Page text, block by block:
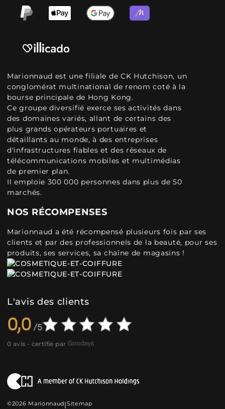
Marionnaud est une filiale de CK Hutchison, un
conglomérat multinational de renom coté à la
bourse principale de Hong Kong.
Ce groupe diversifié exerce ses activités dans
des domaines variés, allant de certains des
plus grands opérateurs portuaires et
détaillants au monde, à des entreprises
d'infrastructures fiables et des réseaux de
télécommunications mobiles et multimédias
de premier plan.
Il emploie 300 000 personnes dans plus de 50
marchés.
NOS RÉCOMPENSES
Marionnaud a été récompensé plusieurs fois par ses
clients et par des professionnels de la beauté, pour ses
produits, ses services, sa chaîne de magasins !
L'avis des clients
0,0
0 avis - certifié par
©2026 Marionnaud|Sitemap